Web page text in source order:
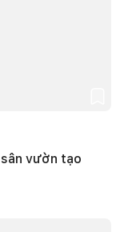
vườn tạo